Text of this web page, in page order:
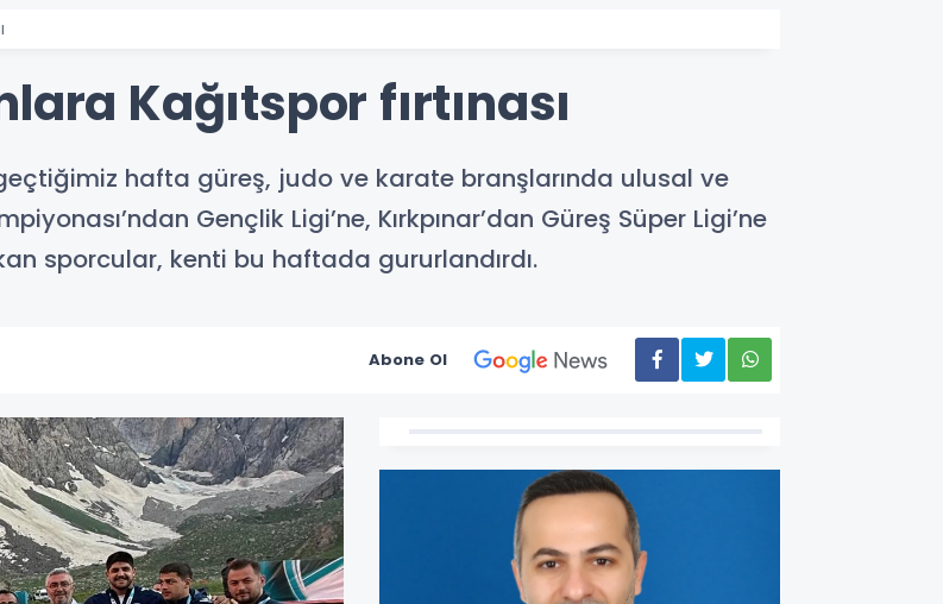
Kağıtspor fırtınası
hafta güreş, judo ve karate branşlarında ulusal ve
Gençlik Ligi’ne, Kırkpınar’dan Güreş Süper Ligi’ne
sporcular, kenti bu haftada gururlandırdı.
Abone Ol